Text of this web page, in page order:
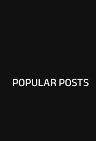
POPULAR POSTS